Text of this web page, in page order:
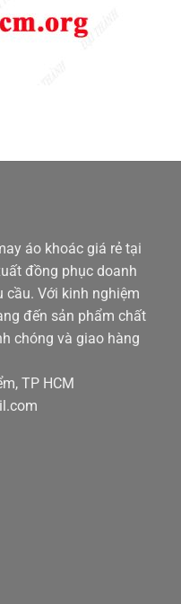
áo khoác giá rẻ tại
đồng phục doanh
cầu. Với kinh nghiệm
đến sản phẩm chất
chóng và giao hàng
TP HCM